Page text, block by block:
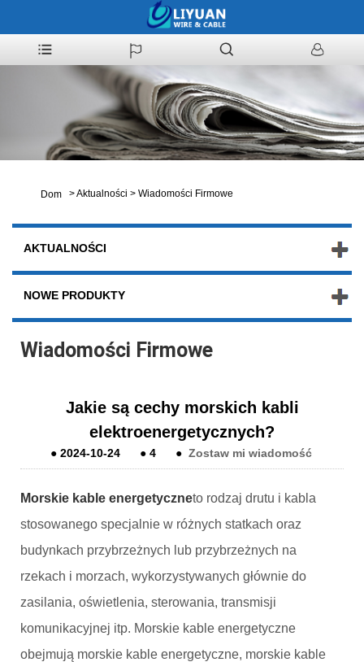
Dom >Aktualności > Wiadomości Firmowe
AKTUALNOŚCI
NOWE PRODUKTY
Wiadomości Firmowe
Jakie są cechy morskich kabli
elektroenergetycznych?
●2024-10-24 ●4 ● Zostaw mi wiadomość
Morskie kable energetyczneto rodzaj drutu i kabla
stosowanego specjalnie w różnych statkach oraz
budynkach przybrzeżnych lub przybrzeżnych na
rzekach i morzach, wykorzystywanych głównie do
zasilania, oświetlenia, sterowania, transmisji
komunikacyjnej itp. Morskie kable energetyczne
obejmują morskie kable energetyczne, morskie kable